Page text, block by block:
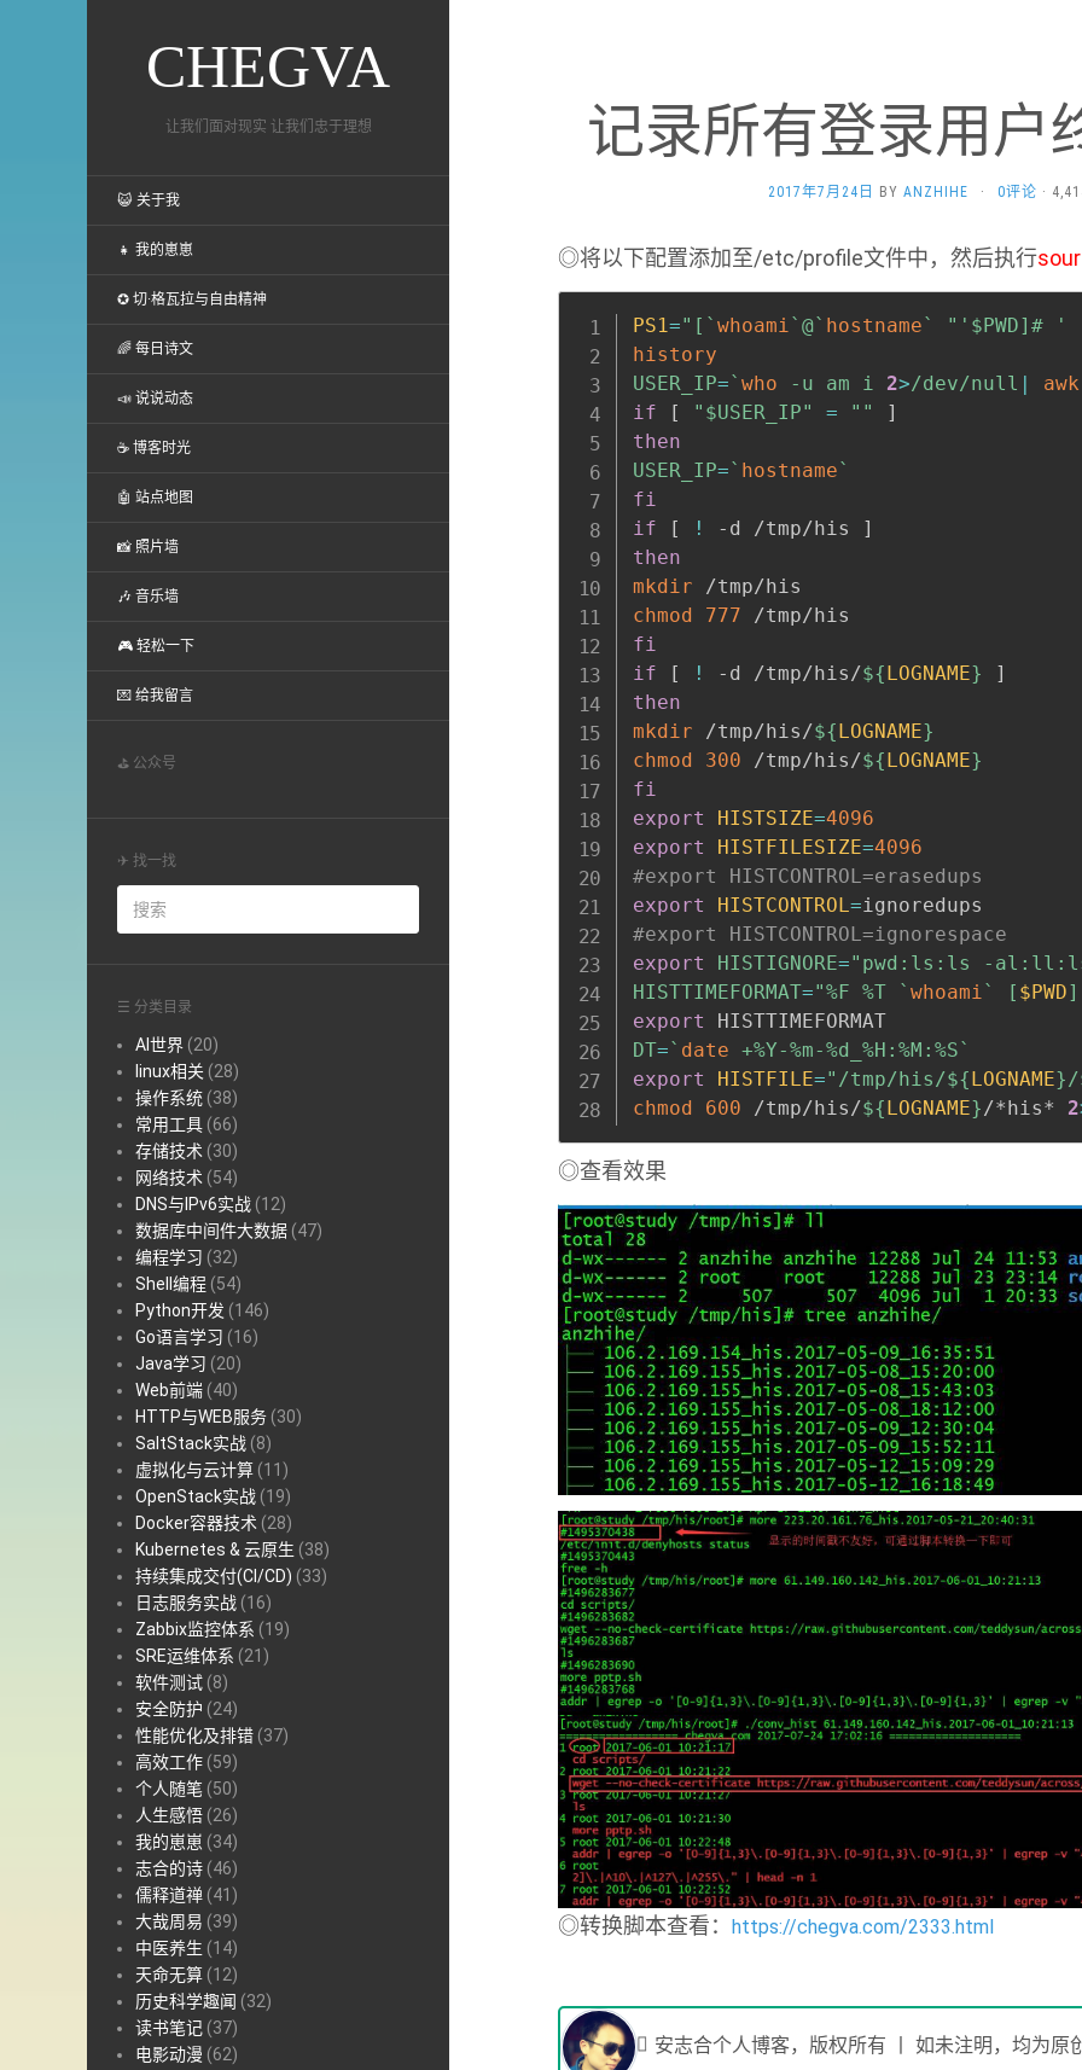
CHEGVA
让我们面对现实 让我们忠于理想
😺 关于我
👧 我的崽崽
✪ 切·格瓦拉与自由精神
🌈 每日诗文
📣 说说动态
☕ 博客时光
🤖 站点地图
📸 照片墙
🎶 音乐墙
🎮 轻松一下
💌 给我留言
⛳ 公众号
✈ 找一找
☰ 分类目录
AI世界 (20)
linux相关 (28)
操作系统 (38)
常用工具 (66)
存储技术 (30)
网络技术 (54)
DNS与IPv6实战 (12)
数据库中间件大数据 (47)
编程学习 (32)
Shell编程 (54)
Python开发 (146)
Go语言学习 (16)
Java学习 (20)
Web前端 (40)
HTTP与WEB服务 (30)
SaltStack实战 (8)
虚拟化与云计算 (11)
OpenStack实战 (19)
Docker容器技术 (28)
Kubernetes & 云原生 (38)
持续集成交付(CI/CD) (33)
日志服务实战 (16)
Zabbix监控体系 (19)
SRE运维体系 (21)
软件测试 (8)
安全防护 (24)
性能优化及排错 (37)
高效工作 (59)
个人随笔 (50)
人生感悟 (26)
我的崽崽 (34)
志合的诗 (46)
儒释道禅 (41)
大哉周易 (39)
中医养生 (14)
天命无算 (12)
历史科学趣闻 (32)
读书笔记 (37)
电影动漫 (62)
记录所有登录用户
2017年7月24日 BY ANZHIHE · 0评论 ·
◎将以下配置添加至/etc/profile文件中，然后执行
PS1="[ ` whoami` @` hostname` " '$PWD]# '
history
USER_IP=` who -u am i 2>/dev/null |
awk
if
[ " $USER_IP" = ""
]
then
USER_IP=` hostname`
fi
if
[ ! -d /tmp/his
]
then
mkdir
chmod
777
fi
if
[ ! -d /tmp/his/${LOGNAME}
]
then
mkdir /tmp/his/${LOGNAME}
chmod
300 /tmp/his/${LOGNAME}
fi
export
HISTSIZE=4096
export
HISTFILESIZE=4096
#export HISTCONTROL=erasedups
export
HISTCONTROL=
#export HISTCONTROL=ignorespace
export
HISTIGNORE="pwd:ls:ls -
HISTTIMEFORMAT="%F %T ` whoami` [ $PWD
export
DT=` date +%Y-%m-%d_%H:%M:%S`
export
HISTFILE="/tmp/his/${LOGNAME}/
chmod
600 /tmp/his/${LOGNAME}/*his* 2
◎查看效果
◎转换脚本查看： https://chegva.com/2333.html
安志合个人博客，版权所有 丨 如未注明，均为原